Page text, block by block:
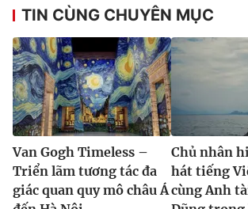
TIN CÙNG CHUYÊN MỤC
Van Gogh Timeless –
Triển lãm tương tác đa
giác quan quy mô châu Á
Chủ nhân
hát tiếng
cùng Anh